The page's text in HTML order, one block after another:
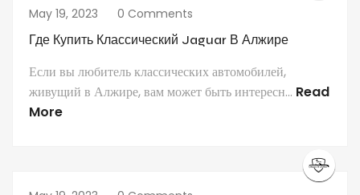
May 19, 2023 0 Comments
Где Купить Классический Jaguar В Алжире
Если вы любитель классических автомобилей,
живущий в Алжире, вам может быть интересн... Read
More